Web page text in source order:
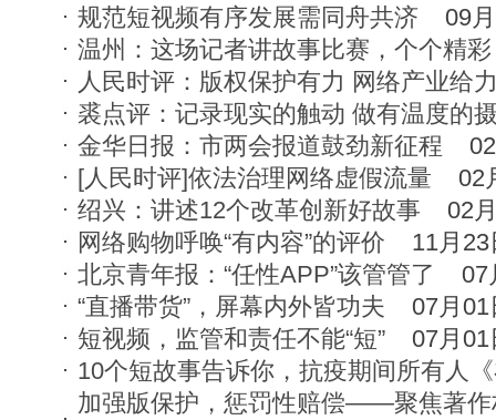
规范短视频有序发展需同舟共济
09
温州：这场记者讲故事比赛，个个精彩
人民时评：版权保护有力 网络产业给
裘点评：记录现实的触动 做有温度的
金华日报：市两会报道鼓劲新征程
[人民时评]依法治理网络虚假流量
02
绍兴：讲述12个改革创新好故事
02
网络购物呼唤“有内容”的评价
11月23
北京青年报：“任性APP”该管管了
07
“直播带货”，屏幕内外皆功夫
07月01
短视频，监管和责任不能“短”
07月01
10个短故事告诉你，抗疫期间所有人
加强版保护，惩罚性赔偿——聚焦著作